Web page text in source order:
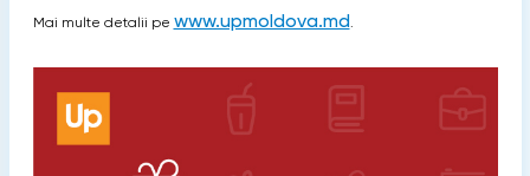
Mai multe detalii pe www.upmoldova.md.